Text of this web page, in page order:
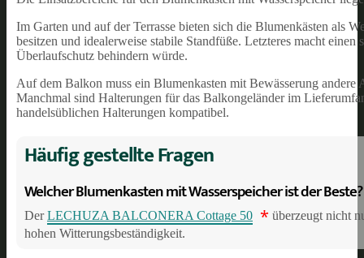
Im Garten und auf der Terrasse bieten sich die Blumenkästen als
besitzen und idealerweise stabile Standfüße. Letzteres macht
Überlaufschutz behindern würde.
Auf dem Balkon muss ein Blumenkasten mit Bewässerung
Manchmal sind Halterungen für das Balkongeländer im
handelsüblichen Halterungen kompatibel.
Häufig gestellte Fragen
Welcher Blumenkasten mit Wasserspeicher ist der Beste?
DerLECHUZA BALCONERA Cottage 50 * überzeugt nicht
hohen Witterungsbeständigkeit.